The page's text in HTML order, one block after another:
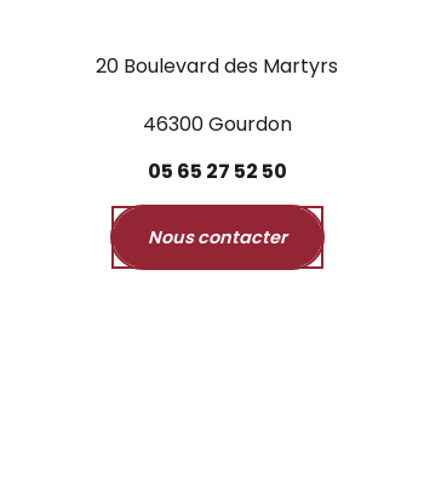
20 Boulevard des Martyrs
46300 Gourdon
05 65 27 52 50
Nous contacter